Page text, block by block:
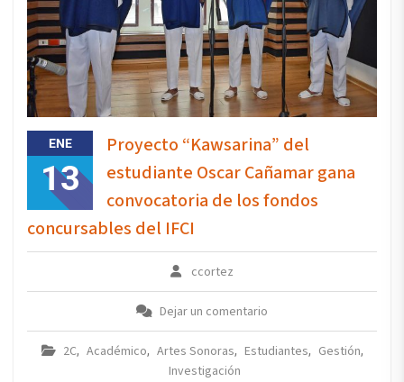
ENE
13
Proyecto “Kawsarina” del
estudiante Oscar Cañamar gana
convocatoria de los fondos
concursables del IFCI
ccortez
Dejar un comentario
2C, Académico, Artes Sonoras, Estudiantes, Gestión,
Investigación